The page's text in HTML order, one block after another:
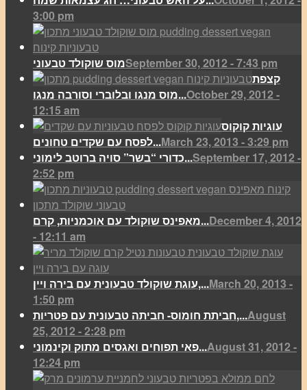
3:00 pm
מוס שוקולד טבעוניSeptember 30, 2012 - 7:43 pm
קצפת
מוס מנגו ובלוברי וסורבה מנגו...October 29, 2012 -
12:15 am
עוגיות קוקוס
לפסח עם שקדים טחונים...March 23, 2013 - 3:29 pm
כדורי “בשר” סויה ברוטב לימוני...September 17, 2012 -
2:52 pm
מאפינס שוקולד עם אוכמניות, קרם...December 4, 2012
- 12:11 am
עוגת שוקולד טבעונית עם בירה ויין,...March 20, 2013 -
1:50 pm
חביתת חומוס- חביתה טבעונית עם פטריות,...August
25, 2012 - 2:28 pm
פאי תפוחים ואגסים מתוק וקינמוני...August 31, 2012 -
12:24 pm